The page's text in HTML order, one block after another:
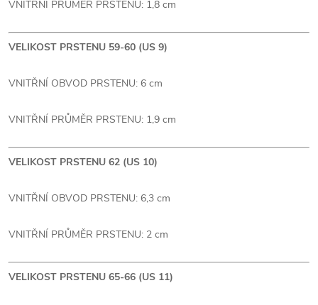
VNITŘNÍ PRŮMĚR PRSTENU: 1,8 cm
VELIKOST PRSTENU 59-60 (US 9)
VNITŘNÍ OBVOD PRSTENU: 6 cm
VNITŘNÍ PRŮMĚR PRSTENU: 1,9 cm
VELIKOST PRSTENU 62 (US 10)
VNITŘNÍ OBVOD PRSTENU: 6,3 cm
VNITŘNÍ PRŮMĚR PRSTENU: 2 cm
VELIKOST PRSTENU 65-66 (US 11)